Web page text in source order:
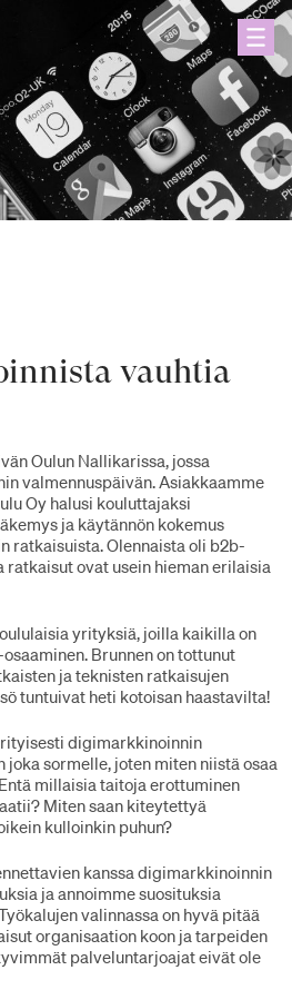
vauhtia
Oulun Nallikarissa, jossa
valmennuspäivän. Asiakkaamme
Oy halusi kouluttajaksi
ja käytännön kokemus
ratkaisuista. Olennaista oli b2b-
ratkaisut ovat usein hieman erilaisia
yrityksiä, joilla kaikilla on
Brunnen on tottunut
ja teknisten ratkaisujen
tuntuivat heti kotoisan haastavilta!
digimarkkinoinnin
joka sormelle, joten miten niistä osaa
millaisia taitoja erottuminen
Miten saan kiteytettyä
kulloinkin puhun?
kanssa digimarkkinoinnin
ja annoimme suosituksia
valinnassa on hyvä pitää
organisaation koon ja tarpeiden
palveluntarjoajat eivät ole